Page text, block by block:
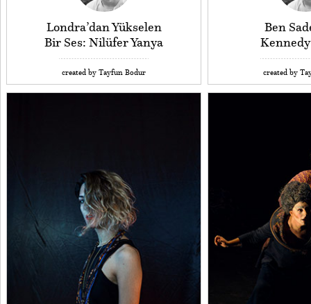
Londra’dan Yükselen
Bir Ses: Nilüfer Yanya
created by Tayfun Bodur
Ben
created by